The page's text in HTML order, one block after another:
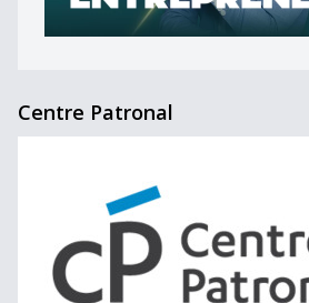
Centre Patronal